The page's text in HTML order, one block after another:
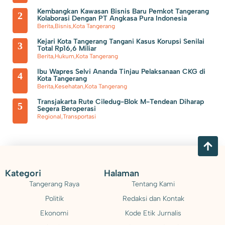
Fiskal dari Pemerintah Pusat
Perumnas Tangerang Meresahkan Warga
2
Kembangkan Kawasan Bisnis Baru Pemkot Tangerang
Kolaborasi Dengan PT Angkasa Pura Indonesia
Berita,Bisnis,Kota Tangerang
3
Kejari Kota Tangerang Tangani Kasus Korupsi Senilai
Total Rp16,6 Miliar
Berita,Hukum,Kota Tangerang
4
Ibu Wapres Selvi Ananda Tinjau Pelaksanaan CKG di
Kota Tangerang
Berita,Kesehatan,Kota Tangerang
5
Transjakarta Rute Ciledug-Blok M-Tendean Diharap
Segera Beroperasi
Regional,Transportasi
Kategori
Tangerang Raya
Politik
Ekonomi
Halaman
Tentang Kami
Redaksi dan Kontak
Kode Etik Jurnalis